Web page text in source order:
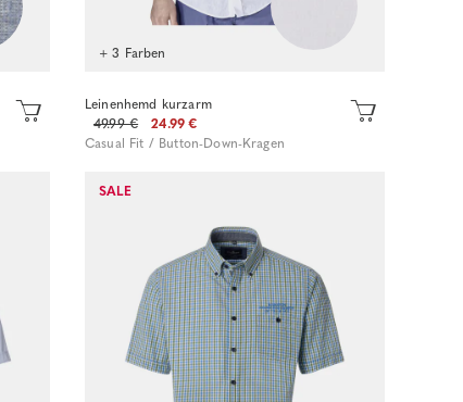
+ 3 Farben
Leinenhemd kurzarm
49.99 €
24.99 €
Casual Fit / Button-Down-Kragen
SALE